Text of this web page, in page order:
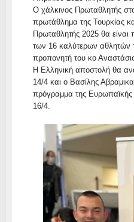
Ο χάλκινος Πρωταθλητής
πρωτάθλημα της Τουρκίας
Πρωταθλητής 2025 θα
των 16 καλύτερων αθλητών
προπονητή του κο
Η Ελληνική αποστολή θα
14/4 και ο Βασίλης
πρόγραμμα της Ευρωπαϊκής
16/4.